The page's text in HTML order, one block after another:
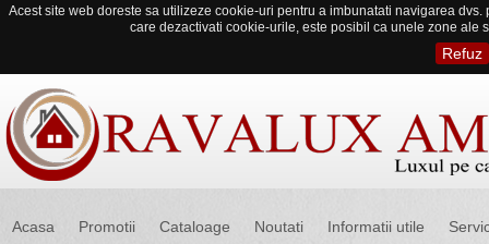
Acest site web doreste sa utilizeze cookie-uri pentru a imbunatati navigarea
care dezactivati cookie-urile, este posibil ca unele zone ale
Refuz
Acasa Promotii Cataloage Noutati Informatii utile